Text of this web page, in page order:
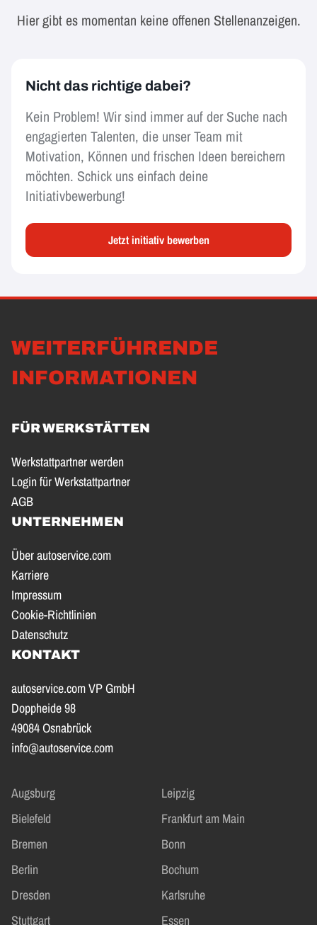
Hier gibt es momentan keine offenen Stellenanzeigen.
Nicht das richtige dabei?
Kein Problem! Wir sind immer auf der Suche nach
engagierten Talenten, die unser Team mit
Motivation, Können und frischen Ideen bereichern
möchten. Schick uns einfach deine
Initiativbewerbung!
Jetzt initiativ bewerben
WEITERFÜHRENDE
INFORMATIONEN
FÜR WERKSTÄTTEN
Werkstattpartner werden
Login für Werkstattpartner
AGB
UNTERNEHMEN
Über autoservice.com
Karriere
Impressum
Cookie-Richtlinien
Datenschutz
KONTAKT
autoservice.com VP GmbH
Doppheide 98
49084 Osnabrück
info@autoservice.com
Augsburg
Leipzig
Bielefeld
Frankfurt am Main
Bremen
Bonn
Berlin
Bochum
Dresden
Karlsruhe
Stuttgart
Essen